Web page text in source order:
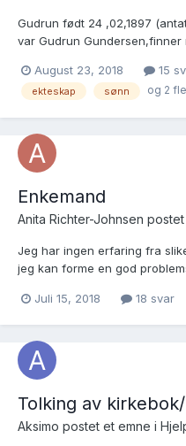
Gudrun født 24 ,02,1897
var Gudrun Gundersen,finner
med min bestefar charles
(han var bl los iArendal) vi har
August 23, 2018 15
ekteskap sønn og 2
Enkemand
Anita Richter-Johnsen
Jeg har ingen erfaring fra
jeg kan forme en god
Farqvam, Farqvamm) f. Lars
Juli 15, 2018 18 svar
Tolking av
Aksimo postet et emne i